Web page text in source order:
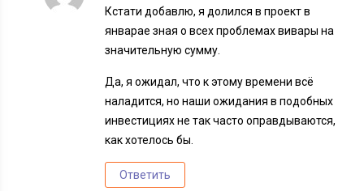
Кстати добавлю, я долился в проект в
январае зная о всех проблемах вивары на
значительную сумму.
Да, я ожидал, что к этому времени всё
наладится, но наши ожидания в подобных
инвестициях не так часто оправдываются,
как хотелось бы.
Ответить